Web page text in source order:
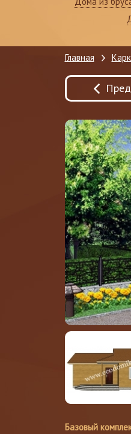
Главная
Базовый